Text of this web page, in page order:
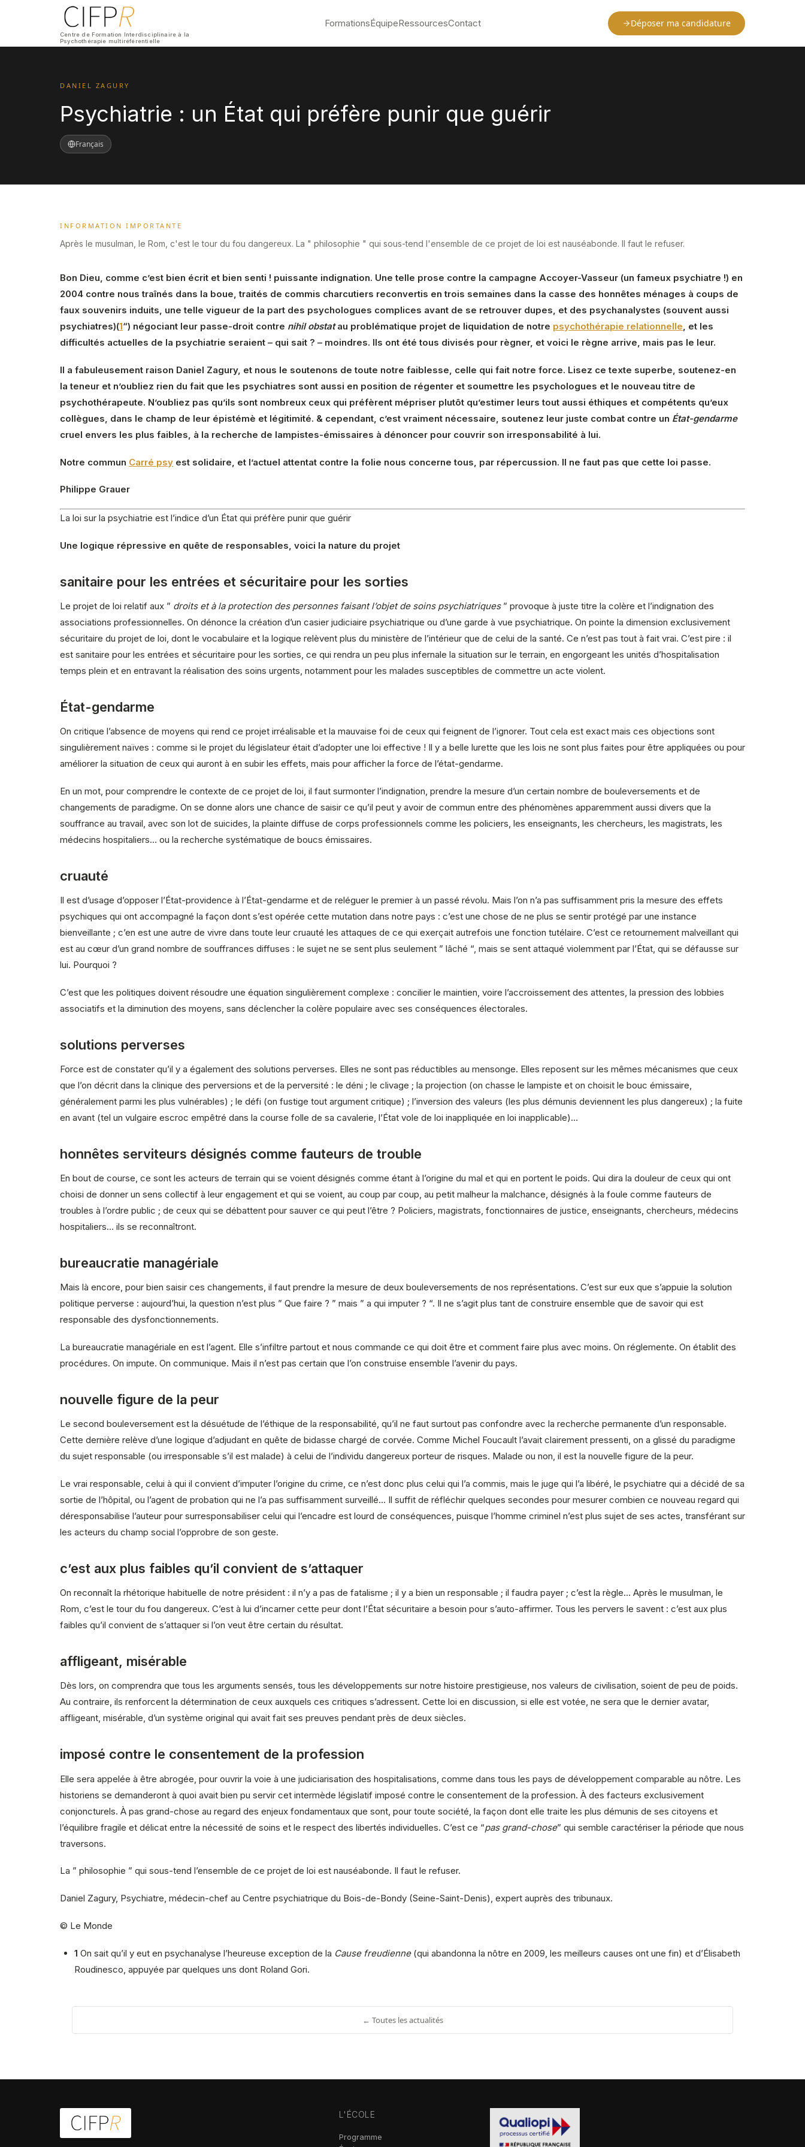
Centre de Formation Interdisciplinaire à la
Psychothérapie multiréférentielle
FormationsÉquipeRessourcesContact Déposer ma candidature
DANIEL ZAGURY
Psychiatrie : un État qui préfère punir que guérir
Français
INFORMATION IMPORTANTE
Après le musulman, le Rom, c'est le tour du fou dangereux. La " philosophie " qui sous-tend l'ensemble de ce projet de loi est nauséabonde. Il faut le refuser.
Bon Dieu, comme c’est bien écrit et bien senti ! puissante indignation. Une telle prose contre la campagne Accoyer-Vasseur (un fameux psychiatre !) en
2004 contre nous traînés dans la boue, traités de commis charcutiers reconvertis en trois semaines dans la casse des honnêtes ménages à coups de
faux souvenirs induits, une telle vigueur de la part des psychologues complices avant de se retrouver dupes, et des psychanalystes (souvent aussi
psychiatres)(1“) négociant leur passe-droit contre nihil obstatau problématique projet de liquidation de notre psychothérapie relationnelle, et les
difficultés actuelles de la psychiatrie seraient – qui sait ? – moindres. Ils ont été tous divisés pour règner, et voici le règne arrive, mais pas le leur.
Il a fabuleusement raison Daniel Zagury, et nous le soutenons de toute notre faiblesse, celle qui fait notre force. Lisez ce texte superbe, soutenez-en
la teneur et n’oubliez rien du fait que les psychiatres sont aussi en position de régenter et soumettre les psychologues et le nouveau titre de
psychothérapeute. N’oubliez pas qu’ils sont nombreux ceux qui préfèrent mépriser plutôt qu’estimer leurs tout aussi éthiques et compétents qu’eux
collègues, dans le champ de leur épistémè et légitimité. & cependant, c’est vraiment nécessaire, soutenez leur juste combat contre un État-gendarme
cruel envers les plus faibles, à la recherche de lampistes-émissaires à dénoncer pour couvrir son irresponsabilité à lui.
Notre commun Carré psy est solidaire, et l’actuel attentat contre la folie nous concerne tous, par répercussion. Il ne faut pas que cette loi passe.
Philippe Grauer
La loi sur la psychiatrie est l’indice d’un État qui préfère punir que guérir
Une logique répressive en quête de responsables, voici la nature du projet
sanitaire pour les entrées et sécuritaire pour les sorties
Le projet de loi relatif aux ” droits et à la protection des personnes faisant l’objet de soins psychiatriques” provoque à juste titre la colère et l’indignation des
associations professionnelles. On dénonce la création d’un casier judiciaire psychiatrique ou d’une garde à vue psychiatrique. On pointe la dimension exclusivement
sécuritaire du projet de loi, dont le vocabulaire et la logique relèvent plus du ministère de l’intérieur que de celui de la santé. Ce n’est pas tout à fait vrai. C’est pire : il
est sanitaire pour les entrées et sécuritaire pour les sorties, ce qui rendra un peu plus infernale la situation sur le terrain, en engorgeant les unités d’hospitalisation
temps plein et en entravant la réalisation des soins urgents, notamment pour les malades susceptibles de commettre un acte violent.
État-gendarme
On critique l’absence de moyens qui rend ce projet irréalisable et la mauvaise foi de ceux qui feignent de l’ignorer. Tout cela est exact mais ces objections sont
singulièrement naïves : comme si le projet du législateur était d’adopter une loi effective ! Il y a belle lurette que les lois ne sont plus faites pour être appliquées ou pour
améliorer la situation de ceux qui auront à en subir les effets, mais pour afficher la force de l’état-gendarme.
En un mot, pour comprendre le contexte de ce projet de loi, il faut surmonter l’indignation, prendre la mesure d’un certain nombre de bouleversements et de
changements de paradigme. On se donne alors une chance de saisir ce qu’il peut y avoir de commun entre des phénomènes apparemment aussi divers que la
souffrance au travail, avec son lot de suicides, la plainte diffuse de corps professionnels comme les policiers, les enseignants, les chercheurs, les magistrats, les
médecins hospitaliers… ou la recherche systématique de boucs émissaires.
cruauté
Il est d’usage d’opposer l’État-providence à l’État-gendarme et de reléguer le premier à un passé révolu. Mais l’on n’a pas suffisamment pris la mesure des effets
psychiques qui ont accompagné la façon dont s’est opérée cette mutation dans notre pays : c’est une chose de ne plus se sentir protégé par une instance
bienveillante ; c’en est une autre de vivre dans toute leur cruauté les attaques de ce qui exerçait autrefois une fonction tutélaire. C’est ce retournement malveillant qui
est au cœur d’un grand nombre de souffrances diffuses : le sujet ne se sent plus seulement ” lâché “, mais se sent attaqué violemment par l’État, qui se défausse sur
lui. Pourquoi ?
C’est que les politiques doivent résoudre une équation singulièrement complexe : concilier le maintien, voire l’accroissement des attentes, la pression des lobbies
associatifs et la diminution des moyens, sans déclencher la colère populaire avec ses conséquences électorales.
solutions perverses
Force est de constater qu’il y a également des solutions perverses. Elles ne sont pas réductibles au mensonge. Elles reposent sur les mêmes mécanismes que ceux
que l’on décrit dans la clinique des perversions et de la perversité : le déni ; le clivage ; la projection (on chasse le lampiste et on choisit le bouc émissaire,
généralement parmi les plus vulnérables) ; le défi (on fustige tout argument critique) ; l’inversion des valeurs (les plus démunis deviennent les plus dangereux) ; la fuite
en avant (tel un vulgaire escroc empêtré dans la course folle de sa cavalerie, l’État vole de loi inappliquée en loi inapplicable)…
honnêtes serviteurs désignés comme fauteurs de trouble
En bout de course, ce sont les acteurs de terrain qui se voient désignés comme étant à l’origine du mal et qui en portent le poids. Qui dira la douleur de ceux qui ont
choisi de donner un sens collectif à leur engagement et qui se voient, au coup par coup, au petit malheur la malchance, désignés à la foule comme fauteurs de
troubles à l’ordre public ; de ceux qui se débattent pour sauver ce qui peut l’être ? Policiers, magistrats, fonctionnaires de justice, enseignants, chercheurs, médecins
hospitaliers… ils se reconnaîtront.
bureaucratie managériale
Mais là encore, pour bien saisir ces changements, il faut prendre la mesure de deux bouleversements de nos représentations. C’est sur eux que s’appuie la solution
politique perverse : aujourd’hui, la question n’est plus ” Que faire ? ” mais ” a qui imputer ? “. Il ne s’agit plus tant de construire ensemble que de savoir qui est
responsable des dysfonctionnements.
La bureaucratie managériale en est l’agent. Elle s’infiltre partout et nous commande ce qui doit être et comment faire plus avec moins. On réglemente. On établit des
procédures. On impute. On communique. Mais il n’est pas certain que l’on construise ensemble l’avenir du pays.
nouvelle figure de la peur
Le second bouleversement est la désuétude de l’éthique de la responsabilité, qu’il ne faut surtout pas confondre avec la recherche permanente d’un responsable.
Cette dernière relève d’une logique d’adjudant en quête de bidasse chargé de corvée. Comme Michel Foucault l’avait clairement pressenti, on a glissé du paradigme
du sujet responsable (ou irresponsable s’il est malade) à celui de l’individu dangereux porteur de risques. Malade ou non, il est la nouvelle figure de la peur.
Le vrai responsable, celui à qui il convient d’imputer l’origine du crime, ce n’est donc plus celui qui l’a commis, mais le juge qui l’a libéré, le psychiatre qui a décidé de sa
sortie de l’hôpital, ou l’agent de probation qui ne l’a pas suffisamment surveillé… Il suffit de réfléchir quelques secondes pour mesurer combien ce nouveau regard qui
déresponsabilise l’auteur pour surresponsabiliser celui qui l’encadre est lourd de conséquences, puisque l’homme criminel n’est plus sujet de ses actes, transférant sur
les acteurs du champ social l’opprobre de son geste.
c’est aux plus faibles qu’il convient de s’attaquer
On reconnaît la rhétorique habituelle de notre président : il n’y a pas de fatalisme ; il y a bien un responsable ; il faudra payer ; c’est la règle… Après le musulman, le
Rom, c’est le tour du fou dangereux. C’est à lui d’incarner cette peur dont l’État sécuritaire a besoin pour s’auto-affirmer. Tous les pervers le savent : c’est aux plus
faibles qu’il convient de s’attaquer si l’on veut être certain du résultat.
affligeant, misérable
Dès lors, on comprendra que tous les arguments sensés, tous les développements sur notre histoire prestigieuse, nos valeurs de civilisation, soient de peu de poids.
Au contraire, ils renforcent la détermination de ceux auxquels ces critiques s’adressent. Cette loi en discussion, si elle est votée, ne sera que le dernier avatar,
affligeant, misérable, d’un système original qui avait fait ses preuves pendant près de deux siècles.
imposé contre le consentement de la profession
Elle sera appelée à être abrogée, pour ouvrir la voie à une judiciarisation des hospitalisations, comme dans tous les pays de développement comparable au nôtre. Les
historiens se demanderont à quoi avait bien pu servir cet intermède législatif imposé contre le consentement de la profession. À des facteurs exclusivement
conjoncturels. À pas grand-chose au regard des enjeux fondamentaux que sont, pour toute société, la façon dont elle traite les plus démunis de ses citoyens et
l’équilibre fragile et délicat entre la nécessité de soins et le respect des libertés individuelles. C’est ce “pas grand-chose” qui semble caractériser la période que nous
traversons.
La ” philosophie ” qui sous-tend l’ensemble de ce projet de loi est nauséabonde. Il faut le refuser.
Daniel Zagury, Psychiatre, médecin-chef au Centre psychiatrique du Bois-de-Bondy (Seine-Saint-Denis), expert auprès des tribunaux.
© Le Monde
1 On sait qu’il y eut en psychanalyse l’heureuse exception de la Cause freudienne(qui abandonna la nôtre en 2009, les meilleurs causes ont une fin) et d’Élisabeth
Roudinesco, appuyée par quelques uns dont Roland Gori.
← Toutes les actualités
L'ÉCOLE
Programme